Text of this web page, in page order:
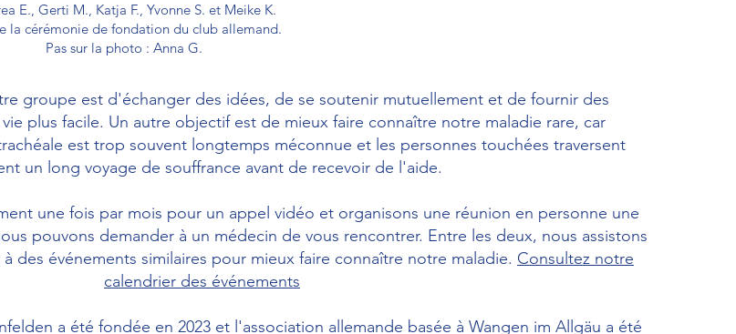
E., Gerti M., Katja F., Yvonne S. et Meike K.
la cérémonie de fondation du club allemand.
Pas sur la photo : Anna G.
groupe est d'échanger des idées, de se soutenir mutuellement et de fournir des
plus facile. Un autre objectif est de mieux faire connaître notre maladie rare, car
est trop souvent longtemps méconnue et les personnes touchées traversent
un long voyage de souffrance avant de recevoir de l'aide.
une fois par mois pour un appel vidéo et organisons une réunion en personne une
pouvons demander à un médecin de vous rencontrer. Entre les deux, nous assistons
des événements similaires pour mieux faire connaître notre maladie. Consultez notre
calendrier des événements
a été fondée en 2023 et l'association allemande basée à Wangen im Allgäu a été